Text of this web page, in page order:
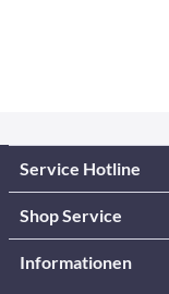
Service Hotline
Shop Service
Informationen